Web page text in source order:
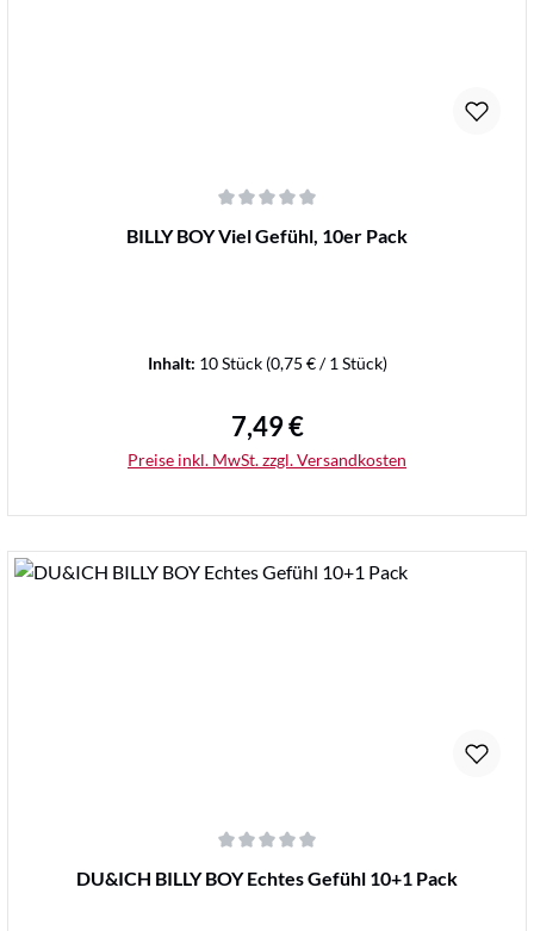
Durchschnittliche Bewertung von 0 von 5 Sternen
BILLY BOY Viel Gefühl, 10er Pack
Inhalt: 10 Stück (0,75 € / 1 Stück)
Regulärer Preis:
7,49 €
Preise inkl. MwSt. zzgl. Versandkosten
Durchschnittliche Bewertung von 0 von 5 Sternen
DU&ICH BILLY BOY Echtes Gefühl 10+1 Pack